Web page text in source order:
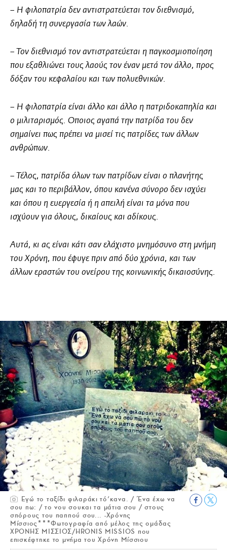
– Η φιλοπατρία δεν αντιστρατεύεται τον διεθνισμό,
δηλαδή τη συνεργασία των λαών.
– Τον διεθνισμό τον αντιστρατεύεται η παγκοσμιοποίηση
που εξαθλιώνει τους λαούς τον έναν μετά τον άλλο, προς
δόξαν του κεφαλαίου και των πολυεθνικών.
– Η φιλοπατρία είναι άλλο και άλλο η πατριδοκαπηλία και
ο μιλιταρισμός. Οποιος αγαπά την πατρίδα του δεν
σημαίνει πως πρέπει να μισεί τις πατρίδες των άλλων
ανθρώπων.
– Τέλος, πατρίδα όλων των πατρίδων είναι ο πλανήτης
μας και το περιβάλλον, όπου κανένα σύνορο δεν ισχύει
και όπου η ευεργεσία ή η απειλή είναι τα μόνα που
ισχύουν για όλους, δικαίους και αδίκους.
Αυτά, κι ας είναι κάτι σαν ελάχιστο μνημόσυνο στη μνήμη
του Χρόνη, που έφυγε πριν από δύο χρόνια, και των
άλλων εραστών του ονείρου της κοινωνικής δικαιοσύνης.
Εγώ το ταξίδι φιλαράκι τό’κανα. / Ένα έχω να
σου πω: / το νου σουκαι τα μάτια σου / στους
σπόρους του παππού σου... -Χρόνης
Μίσσιος***Φωτογραφία από μέλος της ομάδας
ΧΡΟΝΗΣ ΜΙΣΣΙΟΣ/HRONIS MISSIOS που
επισκέφτηκε το μνήμα του Χρόνη Μίσσιου